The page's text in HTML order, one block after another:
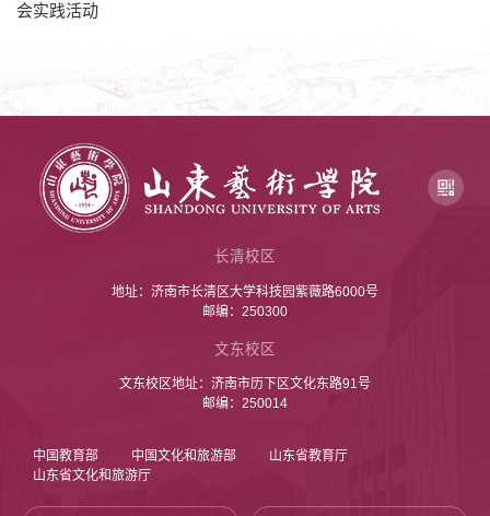
会实践活动
长清校区
地址：济南市长清区大学科技园紫薇路6000号
邮编：250300
文东校区
文东校区地址：济南市历下区文化东路91号
邮编：250014
中国教育部 中国文化和旅游部
山东省教育厅
山东省文化和旅游厅